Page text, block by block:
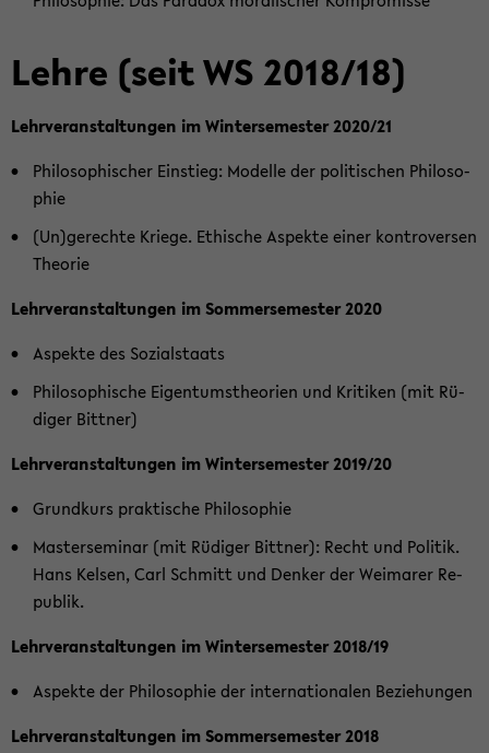
Lehre (seit WS 2018/18)
Lehr­ver­an­stal­tun­gen im Win­ter­se­mes­ter 2020/21
Phi­lo­so­phi­scher Ein­stieg: Mo­del­le der po­li­ti­schen Phi­lo­so­
phie
(Un)ge­rech­te Krie­ge. Ethi­sche Aspek­te einer kon­tro­ver­sen
Theo­rie
Lehr­ver­an­stal­tun­gen im Som­mer­se­mes­ter 2020
Aspek­te des So­zi­al­staats
Phi­lo­so­phi­sche Ei­gen­tums­theo­rien und Kri­ti­ken (mit Rü­
di­ger Bitt­ner)
Lehr­ver­an­stal­tun­gen im Win­ter­se­mes­ter 2019/20
Grund­kurs prak­ti­sche Phi­lo­so­phie
Mas­ter­se­mi­nar (mit Rü­di­ger Bitt­ner): Recht und Po­li­tik.
Hans Kel­sen, Carl Schmitt und Den­ker der Wei­ma­rer Re­
pu­blik.
Lehr­ver­an­stal­tun­gen im Win­ter­se­mes­ter 2018/19
Aspek­te der Phi­lo­so­phie der in­ter­na­tio­na­len Be­zie­hun­gen
Lehr­ver­an­stal­tun­gen im Som­mer­se­mes­ter 2018